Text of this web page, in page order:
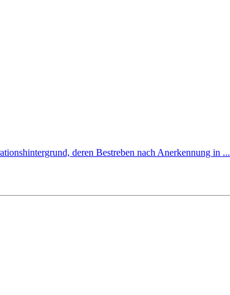
deren Bestreben nach Anerkennung in ...